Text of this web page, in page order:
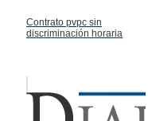
Contrato pvpc sin
discriminación horaria